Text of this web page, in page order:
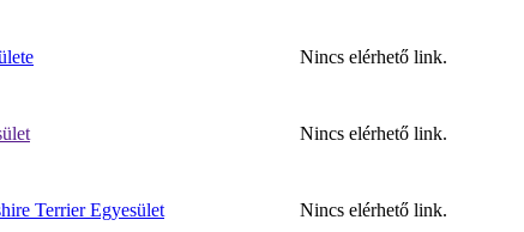
Nincs elérhető link.
Nincs elérhető link.
Terrier Egyesület Nincs elérhető link.